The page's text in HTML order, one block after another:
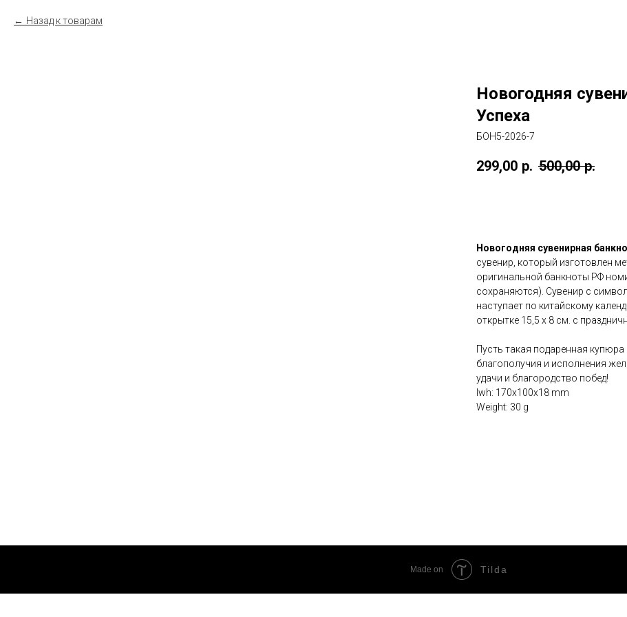
Назад к товарам
Новогодняя
Успеха
БОН5-2026-7
299,00 р. 500,00 р.
Новогодняя сувенирная
сувенир, который изготовлен
оригинальной банкноты РФ
сохраняются). Сувенир с
наступает по китайскому
открытке 15,5 х 8 см. с
Пусть такая подаренная
благополучия и исполнения
удачи и благородство побед!
lwh: 170x100x18 mm
Weight: 30 g
Made on Tilda